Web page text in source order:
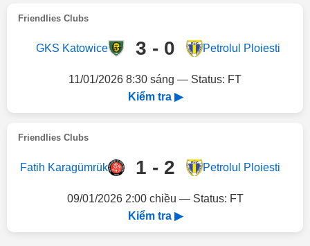
Friendlies Clubs
GKS Katowice 3 - 0 Petrolul Ploiesti
11/01/2026 8:30 sáng — Status: FT
Kiểm tra ▶
Friendlies Clubs
Fatih Karagümrük 1 - 2 Petrolul Ploiesti
09/01/2026 2:00 chiều — Status: FT
Kiểm tra ▶